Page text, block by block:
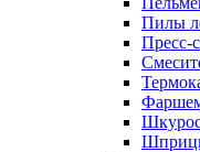
Пилы
Пресс-